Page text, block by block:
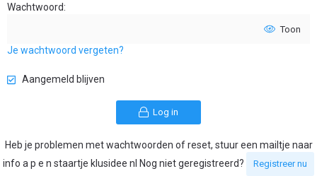
Wachtwoord
Toon
Je wachtwoord vergeten?
Aangemeld blijven
Log in
Heb je problemen met wachtwoorden of reset, stuur een mailtje naar
info a p e n staartje klusidee nl Nog niet geregistreerd?
Registreer nu